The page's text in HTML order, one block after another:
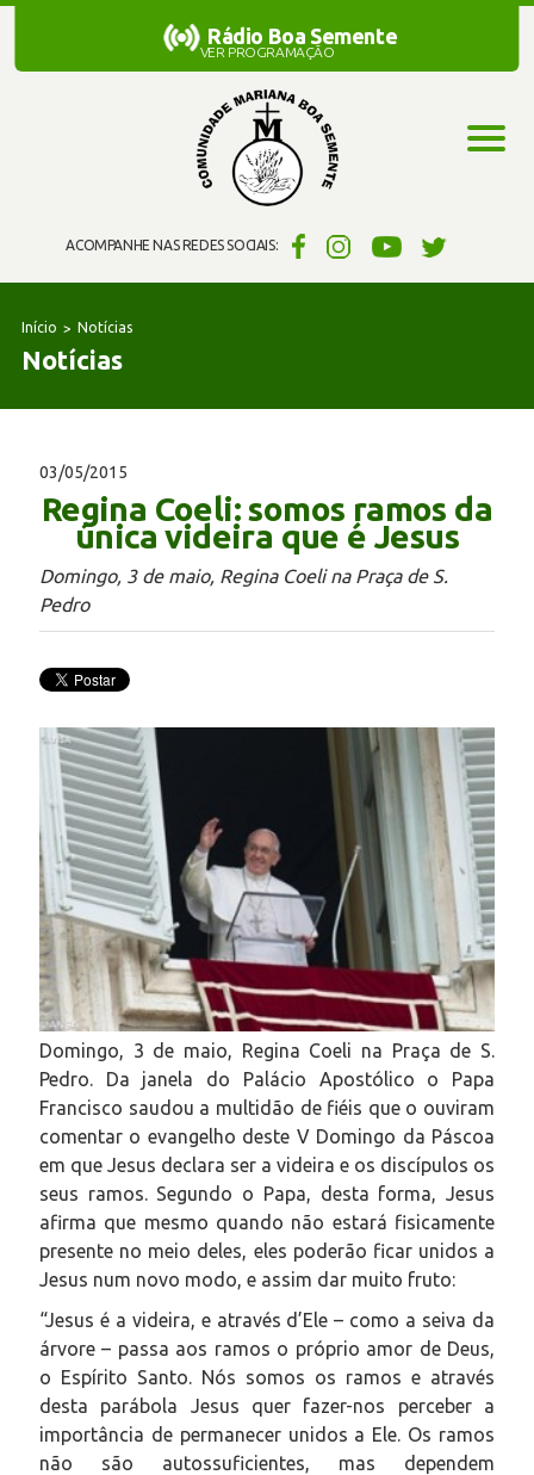
ACOMPANHE NAS REDES SOCIAIS:
Rádio Boa Semente
Rádio Boa Semente
VER PROGRAMAÇÃO
Início Notícias
Notícias
03/05/2015
Regina Coeli: somos ramos da
única videira que é Jesus
Domingo, 3 de maio, Regina Coeli na Praça de S.
Pedro
Domingo, 3 de maio, Regina Coeli na Praça de S.
Pedro. Da janela do Palácio Apostólico o Papa
Francisco saudou a multidão de fiéis que o ouviram
comentar o evangelho deste V Domingo da Páscoa
em que Jesus declara ser a videira e os discípulos os
seus ramos. Segundo o Papa, desta forma, Jesus
afirma que mesmo quando não estará fisicamente
presente no meio deles, eles poderão ficar unidos a
Jesus num novo modo, e assim dar muito fruto:
“Jesus é a videira, e através d’Ele – como a seiva da
árvore – passa aos ramos o próprio amor de Deus,
o Espírito Santo. Nós somos os ramos e através
desta parábola Jesus quer fazer-nos perceber a
importância de permanecer unidos a Ele. Os ramos
não são autossuficientes, mas dependem